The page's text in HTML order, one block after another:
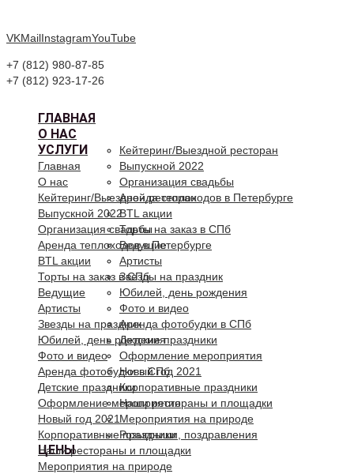
VKMailInstagramYouTube
+7 (812) 980-87-85
+7 (812) 923-17-26
ГЛАВНАЯ
О НАС
УСЛУГИ
Кейтеринг/Выездной ресторан
Выпускной 2022
Организация свадьбы
Аренда теплоходов в Петербурге
BTL акции
Торты на заказ в СПб
Ведущие
Артисты
Звезды на праздник
Юбилей, день рождения
Фото и видео
Аренда фотобудки в СПб
Детские праздники
Оформление мероприятия
Новый год 2021
Корпоративные праздники
Наши рестораны и площадки
Мероприятия на природе
Розыгрыши, поздравления
ЦЕНЫ
Главная
О нас
Кейтеринг/Выездной ресторан
Выпускной 2022
Организация свадьбы
Аренда теплоходов в Петербурге
BTL акции
Торты на заказ в СПб
Ведущие
Артисты
Звезды на праздник
Юбилей, день рождения
Фото и видео
Аренда фотобудки в СПб
Детские праздники
Оформление мероприятия
Новый год 2021
Корпоративные праздники
Наши рестораны и площадки
Мероприятия на природе